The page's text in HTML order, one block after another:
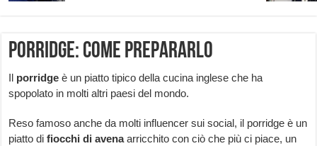
Porridge: come prepararlo
Il porridge è un piatto tipico della cucina inglese che ha
spopolato in molti altri paesi del mondo.
Reso famoso anche da molti influencer sui social, il porridge è un
piatto difiocchi di avenaarricchito con ciò che più ci piace, un